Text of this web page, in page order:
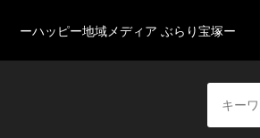
ーハッピー地域メディア ぶらり宝塚ー